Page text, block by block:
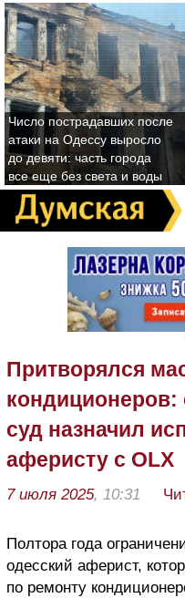
Число пострадавших после
атаки на Одессу выросло
до девяти: часть города
все еще без света и воды
Притворялся
кондиционеров:
суд назначил
аферисту с OLX
7 июля 2025, 10:31
Полтора года
одесский аферист,
по ремонту